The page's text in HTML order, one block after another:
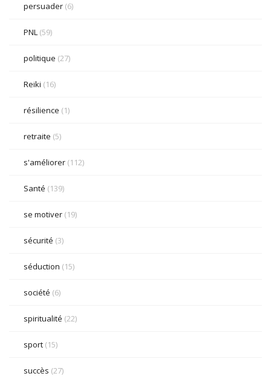
persuader (6)
PNL (59)
politique (27)
Reiki (16)
résilience (1)
retraite (5)
s'améliorer (112)
Santé (139)
se motiver (19)
sécurité (3)
séduction (15)
société (6)
spiritualité (22)
sport (15)
succès (27)